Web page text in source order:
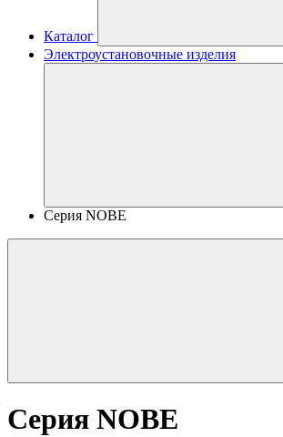
Каталог
Электроустановочные изделия
Серия NOBE
Серия NOBE